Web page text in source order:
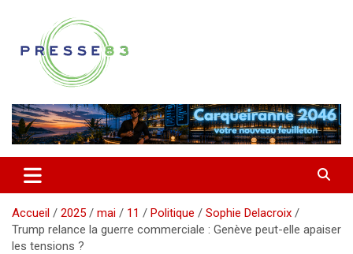
contenu
Presse 83
Accueil 2025 mai 11 Politique
Sophie Delacroix
Trump relance la guerre commerciale : Genève peut-elle apaiser
les tensions ?